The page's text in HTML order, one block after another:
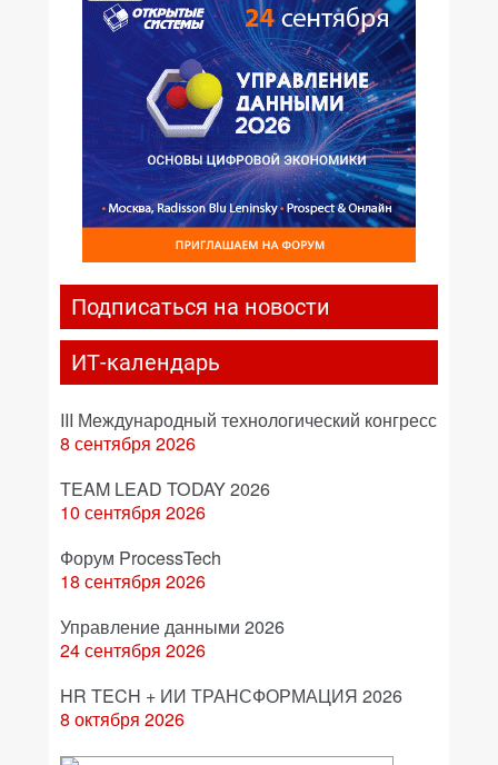
Подписаться на новости
ИТ-календарь
III Международный технологический конгресс
8 сентября 2026
TEAM LEAD TODAY 2026
10 сентября 2026
Форум ProcessTech
18 сентября 2026
Управление данными 2026
24 сентября 2026
HR TECH + ИИ ТРАНСФОРМАЦИЯ 2026
8 октября 2026